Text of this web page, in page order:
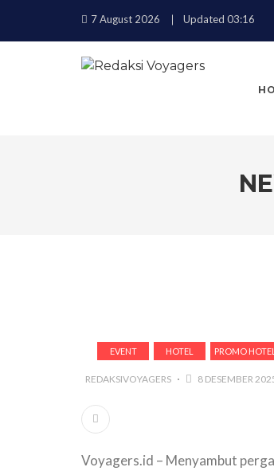
7 August 2026 Updated 03:16
EVENT HOTEL PROMO HOTEL
REDAKSIVOYAGERS 8 DESEMBER
Voyagers.id – Menyambut